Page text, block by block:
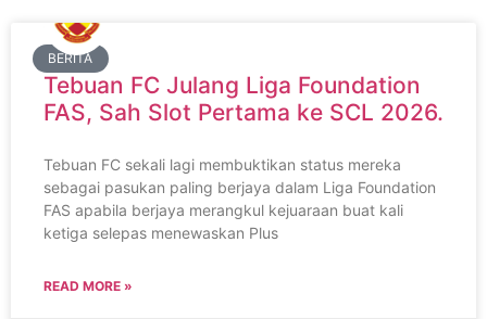
BERITA
Tebuan FC Julang Liga Foundation
FAS, Sah Slot Pertama ke SCL 2026.
Tebuan FC sekali lagi membuktikan status mereka
sebagai pasukan paling berjaya dalam Liga Foundation
FAS apabila berjaya merangkul kejuaraan buat kali
ketiga selepas menewaskan Plus
READ MORE »